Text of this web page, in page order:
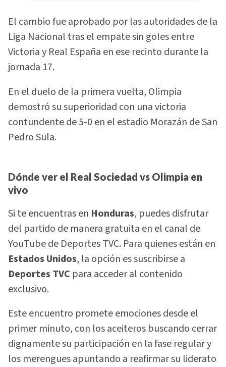
El cambio fue aprobado por las autoridades de la
Liga Nacional tras el empate sin goles entre
Victoria y Real España en ese recinto durante la
jornada 17.
En el duelo de la primera vuelta, Olimpia
demostró su superioridad con una victoria
contundente de 5-0 en el estadio Morazán de San
Pedro Sula.
Dónde ver el Real Sociedad vs Olimpia en
vivo
Si te encuentras en Honduras, puedes disfrutar
del partido de manera gratuita en el canal de
YouTube de Deportes TVC. Para quienes están en
Estados Unidos, la opción es suscribirse a
Deportes TVC para acceder al contenido
exclusivo.
Este encuentro promete emociones desde el
primer minuto, con los aceiteros buscando cerrar
dignamente su participación en la fase regular y
los merengues apuntando a reafirmar su liderato